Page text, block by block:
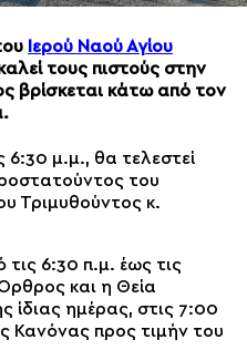
Ιερού Ναού Αγίου
τους πιστούς στην
βρίσκεται κάτω από τον
6:30 μ.μ., θα τελεστεί
του
Τριμυθούντος κ.
τις 6:30 π.μ. έως τις
και η Θεία
ίδιας ημέρας, στις 7:00
Κανόνας προς τιμήν του